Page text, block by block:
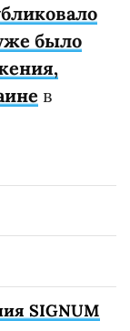
было
в
SIGNUM